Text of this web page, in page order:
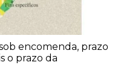
encomenda, prazo
o prazo da